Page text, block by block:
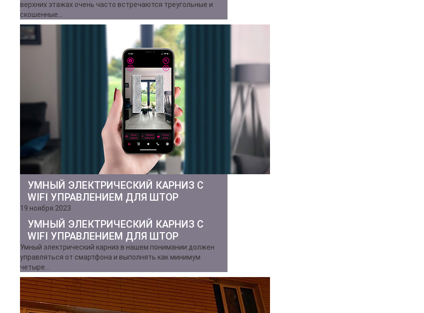
верхних этажах очень часто встречаются треугольные и
скошенные…
УМНЫЙ ЭЛЕКТРИЧЕСКИЙ КАРНИЗ С
WIFI УПРАВЛЕНИЕМ ДЛЯ ШТОР
19 ноября 2023
УМНЫЙ ЭЛЕКТРИЧЕСКИЙ КАРНИЗ С
WIFI УПРАВЛЕНИЕМ ДЛЯ ШТОР
Умный электрический карниз в нашем понимании должен
управляться от смартфона и выполнять как минимум
четыре…